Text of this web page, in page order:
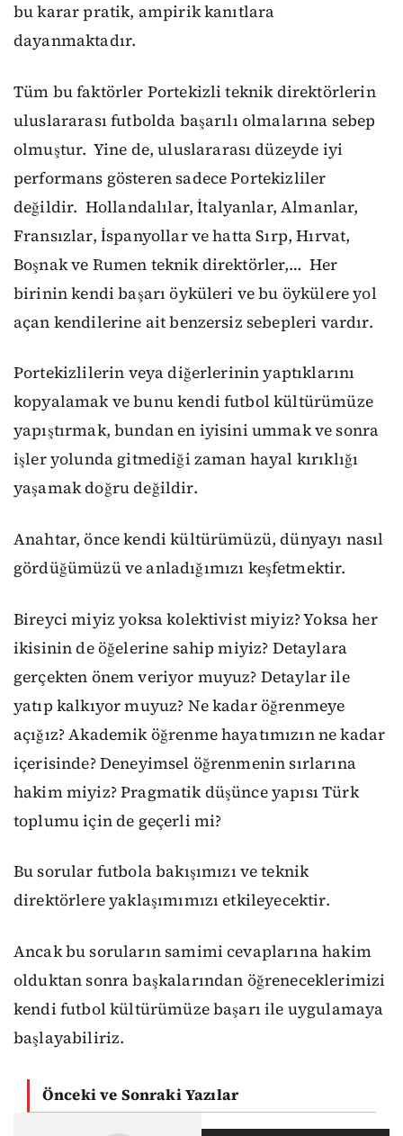
bu karar pratik, ampirik kanıtlara
dayanmaktadır.
Tüm bu faktörler Portekizliteknik direktörlerin
uluslararası futbolda başarılı olmalarına sebep
olmuştur. Yine de, uluslararası düzeyde iyi
performans gösteren sadece Portekizliler
değildir. Hollandalılar, İtalyanlar,Almanlar,
Fransızlar, İspanyollar ve hatta Sırp, Hırvat,
Boşnak ve Rumen teknik direktörler,…Her
birininkendibaşarı öyküleri ve bu öykülereyol
açan kendilerine aitbenzersiz sebepleri vardır.
Portekizlilerin veya diğerlerinin yaptıklarını
kopyalamak ve bunu kendi futbol kültürümüze
yapıştırmak,bundanen iyisini ummak ve sonra
işler yolunda gitmediği zaman hayal kırıklığı
yaşamakdoğru değildir.
Anahtar, önce kendi kültürümüzü, dünyayı nasıl
gördüğümüzü veanladığımızı keşfetmektir.
Bireyci miyiz yoksa kolektivist miyiz? Yoksa her
ikisinin de öğelerine sahip miyiz? Detaylara
gerçekten önem veriyor muyuz? Detaylar ile
yatıp kalkıyor muyuz? Ne kadar öğrenmeye
açığız? Akademik öğrenme hayatımızın ne kadar
içerisinde? Deneyimsel öğrenmenin sırlarına
hakim miyiz? Pragmatik düşünce yapısı Türk
toplumu için de geçerli mi?
Busorular futbola bakışımızı veteknik
direktörlereyaklaşımımızıetkileyecektir.
Ancak bu soruların samimi cevaplarına hakim
olduktan sonrabaşkalarından öğreneceklerimizi
kendi futbol kültürümüzebaşarı ile uygulamaya
başlayabiliriz.
Önceki ve Sonraki Yazılar